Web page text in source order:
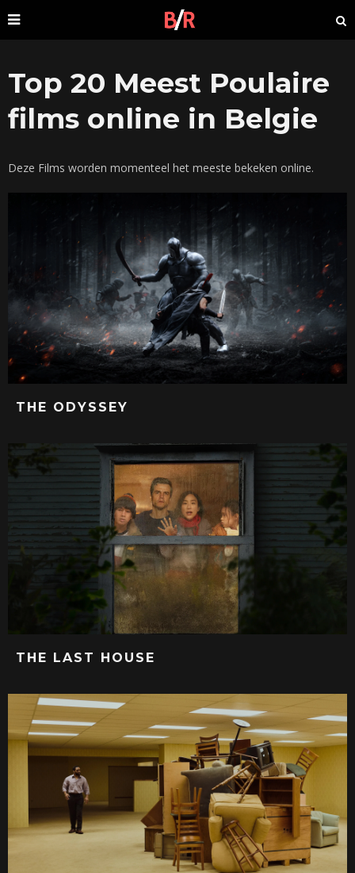
Top 20 Meest Poulaire
films online in Belgie
Deze Films worden momenteel het meeste bekeken online.
THE ODYSSEY
THE LAST HOUSE